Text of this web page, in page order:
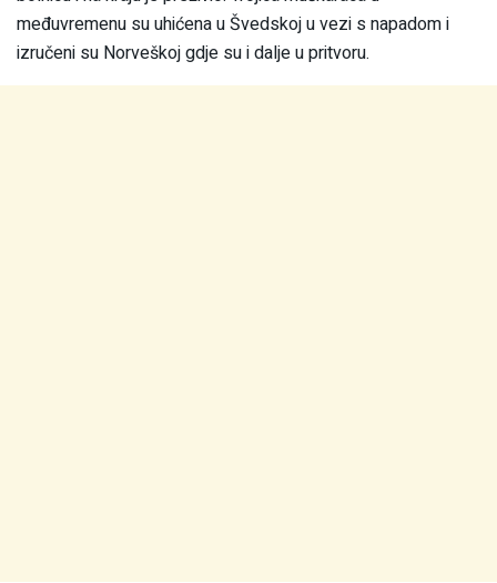
međuvremenu su uhićena u Švedskoj u vezi s napadom i
izručeni su Norveškoj gdje su i dalje u pritvoru.